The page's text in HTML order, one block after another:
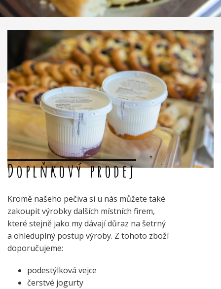
Doplňkový prodej
Kromě našeho pečiva si u nás můžete také
zakoupit výrobky dalších místních firem,
které stejně jako my dávají důraz na šetrný
a ohleduplný postup výroby. Z tohoto zboží
doporučujeme:
podestýlková vejce
čerstvé jogurty